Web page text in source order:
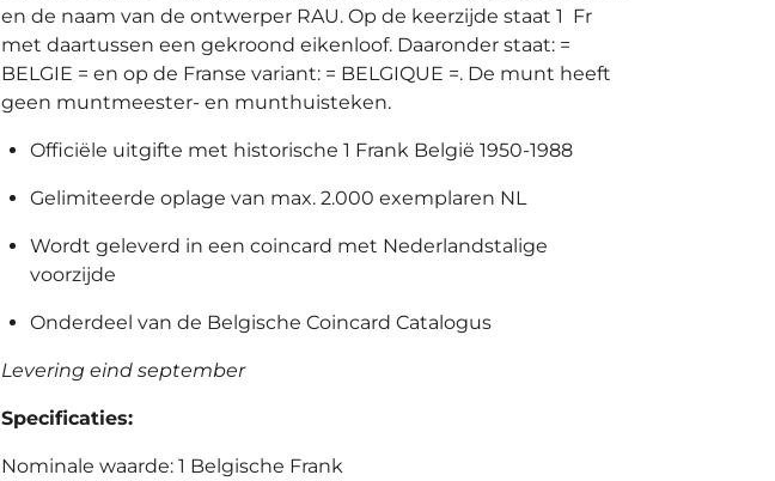
en de naam van de ontwerper RAU. Op de keerzijde staat 1 Fr
met daartussen een gekroond eikenloof. Daaronder staat: =
BELGIE = en op de Franse variant: = BELGIQUE =. De munt heeft
geen muntmeester- en munthuisteken.
Officiële uitgifte met historische 1 Frank België 1950-1988
Gelimiteerde oplage van max. 2.000 exemplaren NL
Wordt geleverd in een coincard met Nederlandstalige
voorzijde
Onderdeel van de Belgische Coincard Catalogus
Levering eind september
Specificaties:
Nominale waarde: 1 Belgische Frank